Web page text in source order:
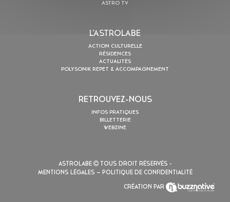
ASTRO TV
L’ASTROLABE
ACTION CULTURELLE
RÉSIDENCES
ACTUALITÉS
POLYSONIK REPET & ACCOMPAGNEMENT
RETROUVEZ-NOUS
INFOS PRATIQUES
BILLETTERIE
WEBZINE
ASTROLABE
TOUS DROIT RÉSERVÉS -
MENTIONS LÉGALES – POLITIQUE DE CONFIDENTIALITÉ
CRÉATION PAR